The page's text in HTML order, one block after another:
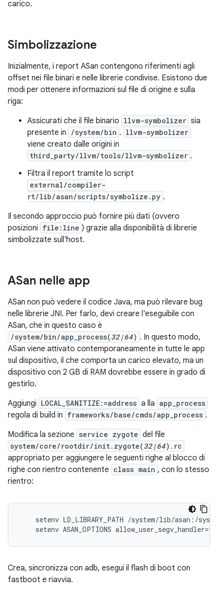
carico.
Simbolizzazione
Inizialmente, i report ASan contengono riferimenti agli
offset nei file binari e nelle librerie condivise. Esistono due
modi per ottenere informazioni sul file di origine e sulla
riga:
Assicurati che il file binario llvm-symbolizer sia
presente in
/system/bin . llvm-symbolizer
viene creato dalle origini in
third_party/llvm/tools/llvm-symbolizer .
Filtra il report tramite lo script
external/compiler-
rt/lib/asan/scripts/symbolize.py .
Il secondo approccio può fornire più dati (ovvero
posizioni file:line ) grazie alla disponibilità di librerie
simbolizzate sull'host.
ASan nelle app
ASan non può vedere il codice Java, ma può rilevare bug
nelle librerie JNI. Per farlo, devi creare l'eseguibile con
ASan, che in questo caso è
/system/bin/app_process(32|64) . In questo modo,
ASan viene attivato contemporaneamente in tutte le app
sul dispositivo, il che comporta un carico elevato, ma un
dispositivo con 2 GB di RAM dovrebbe essere in grado di
gestirlo.
Aggiungi LOCAL_SANITIZE:=address a lla app_process
regola di build in frameworks/base/cmds/app_process .
Modifica la sezione service zygote del file
system/core/rootdir/init.zygote(32|64).rc
appropriato per aggiungere le seguenti righe al blocco di
righe con rientro contenente class main , con lo stesso
rientro:
setenv LD_LIBRARY_PATH /system/lib/asan:/
Crea, sincronizza con adb, esegui il flash di boot con
fastboot e riavvia.